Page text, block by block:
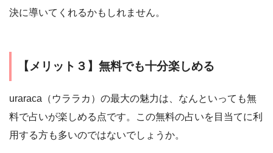
決に導いてくれるかもしれません。
【メリット３】無料でも十分楽しめる
uraraca（ウララカ）の最大の魅力は、なんといっても無
料で占いが楽しめる点です。この無料の占いを目当てに利
用する方も多いのではないでしょうか。